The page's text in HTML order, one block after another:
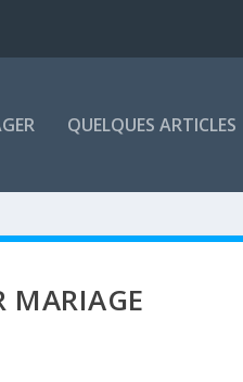
QUELQUES ARTICLES
MARIAGE